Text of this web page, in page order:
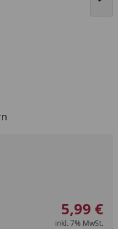
eingeben
um eins erhöhen
5,99 €
inkl. 7% MwSt.